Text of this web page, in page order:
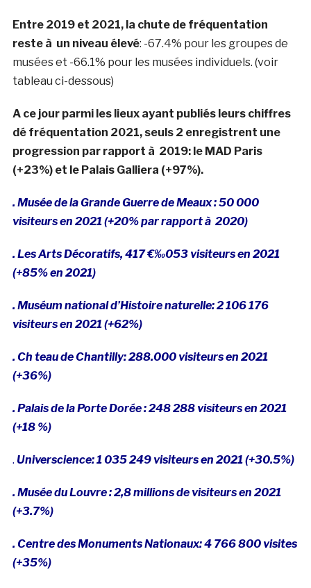
Entre 2019 et 2021, la chute de fréquentation
reste à un niveau élevé: -67.4% pour les groupes de
musées et -66.1% pour les musées individuels. (voir
tableau ci-dessous)
A ce jour parmi les lieux ayant publiés leurs chiffres
dé fréquentation 2021, seuls 2 enregistrent une
progression par rapport à 2019: le MAD Paris
(+23%) et le Palais Galliera (+97%).
. Musée de la Grande Guerre de Meaux : 50 000
visiteurs en 2021 (+20% par rapport à 2020)
. Les Arts Décoratifs, 417 €‰053 visiteurs en 2021
(+85% en 2021)
. Muséum national d’Histoire naturelle: 2 106 176
visiteurs en 2021 (+62%)
. Ch teau de Chantilly: 288.000 visiteurs en 2021
(+36%)
. Palais de la Porte Dorée : 248 288 visiteurs en 2021
(+18 %)
. Universcience: 1 035 249 visiteurs en 2021 (+30.5%)
. Musée du Louvre : 2,8 millions de visiteurs en 2021
(+3.7%)
. Centre des Monuments Nationaux: 4 766 800 visites
(+35%)